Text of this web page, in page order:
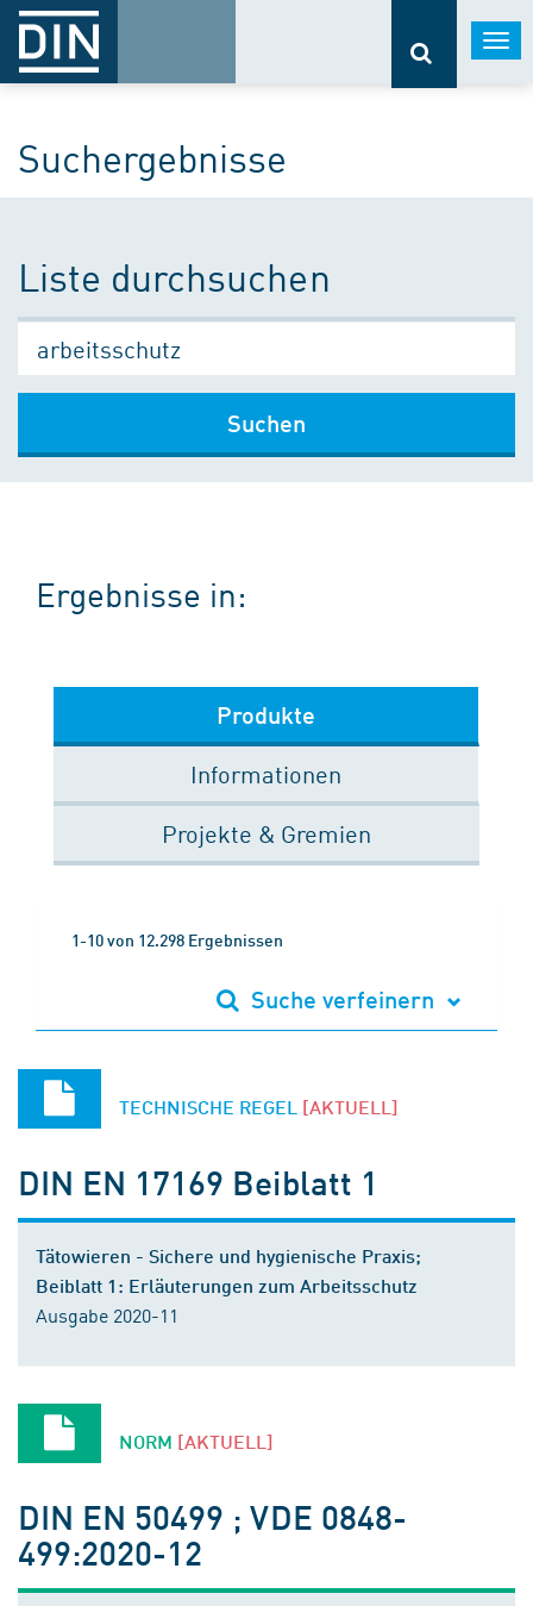
Suchergebnisse
Liste durchsuchen
Suchen
Ergebnisse in:
Produkte
Informationen
Projekte & Gremien
1-10 von 12.298 Ergebnissen
Suche verfeinern
TECHNISCHE REGEL [AKTUELL]
DIN EN 17169 Beiblatt 1
Tätowieren - Sichere und hygienische Praxis;
Beiblatt 1: Erläuterungen zum Arbeitsschutz
Ausgabe 2020-11
NORM [AKTUELL]
DIN EN 50499 ; VDE 0848-
499:2020-12